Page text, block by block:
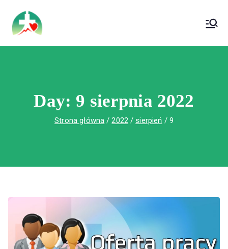
treści
Wojewódzki Szpital Specjalistyczny im.
Św. Rafała w Czerwonej Górze
Day: 9 sierpnia 2022
Strona główna 2022 sierpień 9